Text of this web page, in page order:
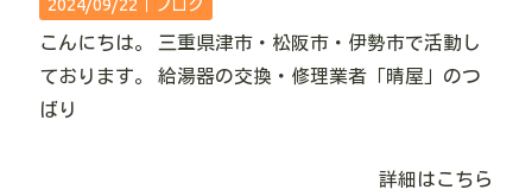
2024/09/22｜ ブログ
こんにちは。 三重県津市・松阪市・伊勢市で活動し
ております。 給湯器の交換・修理業者「晴屋」のつ
ばり
詳細はこちら